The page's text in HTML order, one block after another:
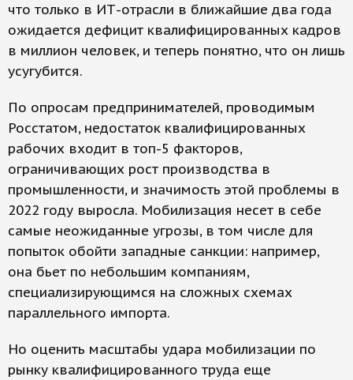
что только в ИТ-отрасли в ближайшие два года
ожидается дефицит квалифицированных кадров
в миллион человек, и теперь понятно, что он лишь
усугубится.
По опросам предпринимателей, проводимым
Росстатом, недостаток квалифицированных
рабочих входит в топ-5 факторов,
ограничивающих рост производства в
промышленности, и значимость этой проблемы в
2022 году выросла. Мобилизация несет в себе
самые неожиданные угрозы, в том числе для
попыток обойти западные санкции: например,
она бьет по небольшим компаниям,
специализирующимся на сложных схемах
параллельного импорта.
Но оценить масштабы удара мобилизации по
рынку квалифицированного труда еще